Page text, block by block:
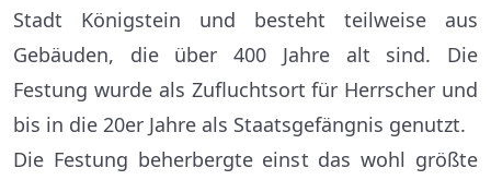
Stadt Königstein und besteht teilweise aus
Gebäuden, die über 400 Jahre alt sind. Die
Festung wurde als Zufluchtsort für Herrscher und
bis in die 20er Jahre als Staatsgefängnis genutzt.
Die Festung beherbergte einst das wohl größte